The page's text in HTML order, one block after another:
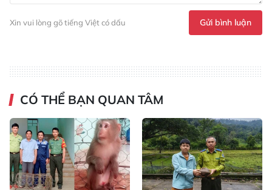
Xin vui lòng gõ tiếng Việt có dấu Gửi bình luận
CÓ THỂ BẠN QUAN TÂM